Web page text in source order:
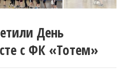
День
с ФК «Тотем»